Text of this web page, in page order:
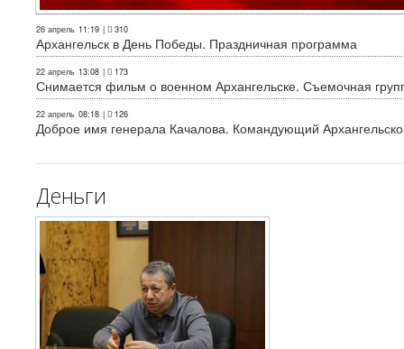
26 апрель 11:19 | 310
Архангельск в День Победы. Праздничная программа
22 апрель 13:08 | 173
Снимается фильм о военном Архангельске. Съемочная
22 апрель 08:18 | 126
Доброе имя генерала Качалова. Командующий
Деньги